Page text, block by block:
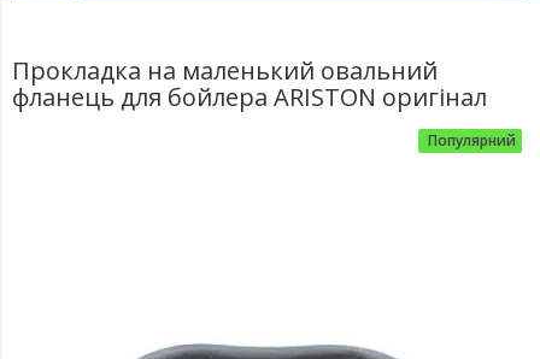
Прокладка на маленький овальний
фланець для бойлера ARISTON оригінал
Популярний